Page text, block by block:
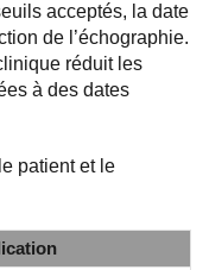
acceptés, la date
de l’échographie.
réduit les
à des dates
patient et le